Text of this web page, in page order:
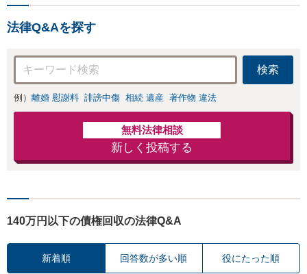
法律Q&Aを探す
検索
例） 離婚 慰謝料 誹謗中傷 相続 遺産 著作物 違法
無料法律相談
新しく投稿する
140万円以下の債権回収の法律Q&A
新着順 回答数が多い順 役にたった順